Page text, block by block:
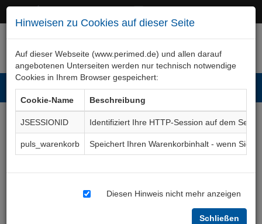
Hinweisen zu Cookies auf dieser Seite
Auf dieser Webseite (www.perimed.de) und allen darauf
angebotenen Unterseiten werden nur technisch notwendige
Cookies in Ihrem Browser gespeichert:
Cookie-Name
Beschreibung
JSESSIONID
Identifiziert Ihre HTTP-Session auf dem Server
puls_warenkorb
Speichert Ihren Warenkorbinhalt - wenn Sie
Diesen Hinweis nicht mehr anzeigen
Schließen
Strahlentherapie
Lymphsystem